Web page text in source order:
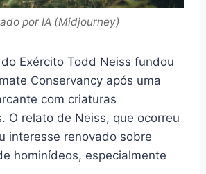
por IA (Midjourney)
Exército Todd Neiss fundou
Conservancy após uma
com criaturas
O relato de Neiss, que ocorreu
interesse renovado sobre
hominídeos, especialmente